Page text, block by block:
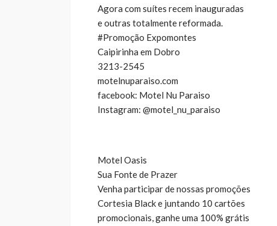
Agora com suítes recem inauguradas
e outras totalmente reformada.
#Promoção Expomontes
Caipirinha em Dobro
3213-2545
motelnuparaiso.com
facebook: Motel Nu Paraiso
Instagram: @motel_nu_paraiso
Motel Oasis
Sua Fonte de Prazer
Venha participar de nossas promoções
Cortesia Black e juntando 10 cartões
promocionais, ganhe uma 100% grátis